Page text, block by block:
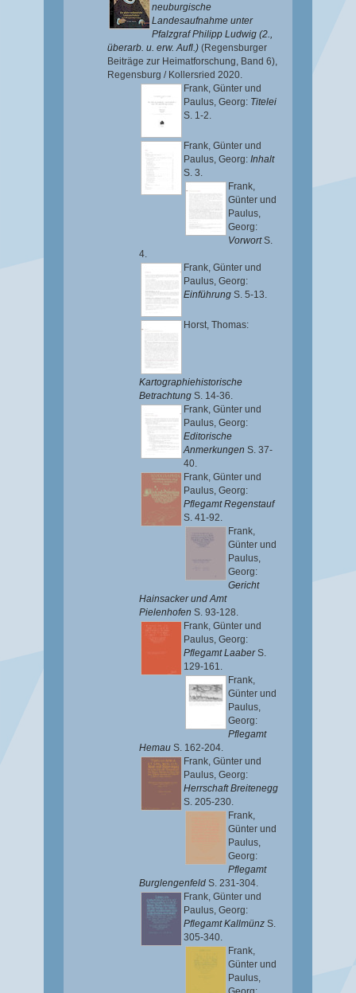
neuburgische
Landesaufnahme unter
Pfalzgraf Philipp Ludwig (2.,
überarb. u. erw. Aufl.) (Regensburger
Beiträge zur Heimatforschung, Band 6),
Regensburg / Kollersried 2020.
Frank, Günter und
Paulus, Georg: Titelei
S. 1-2.
Frank, Günter und
Paulus, Georg: Inhalt
S. 3.
Frank,
Günter und
Paulus,
Georg:
VorwortS.
4.
Frank, Günter und
Paulus, Georg:
Einführung S. 5-13.
Horst, Thomas:
Kartographiehistorische
Betrachtung S. 14-36.
Frank, Günter und
Paulus, Georg:
Editorische
Anmerkungen S. 37-
40.
Frank, Günter und
Paulus, Georg:
Pflegamt Regenstauf
S. 41-92.
Frank,
Günter und
Paulus,
Georg:
Gericht
Hainsacker und Amt
Pielenhofen S. 93-128.
Frank, Günter und
Paulus, Georg:
Pflegamt LaaberS.
129-161.
Frank,
Günter und
Paulus,
Georg:
Pflegamt
Hemau S. 162-204.
Frank, Günter und
Paulus, Georg:
Herrschaft Breitenegg
S. 205-230.
Frank,
Günter und
Paulus,
Georg:
Pflegamt
Burglengenfeld S. 231-304.
Frank, Günter und
Paulus, Georg:
Pflegamt Kallmünz S.
305-340.
Frank,
Günter und
Paulus,